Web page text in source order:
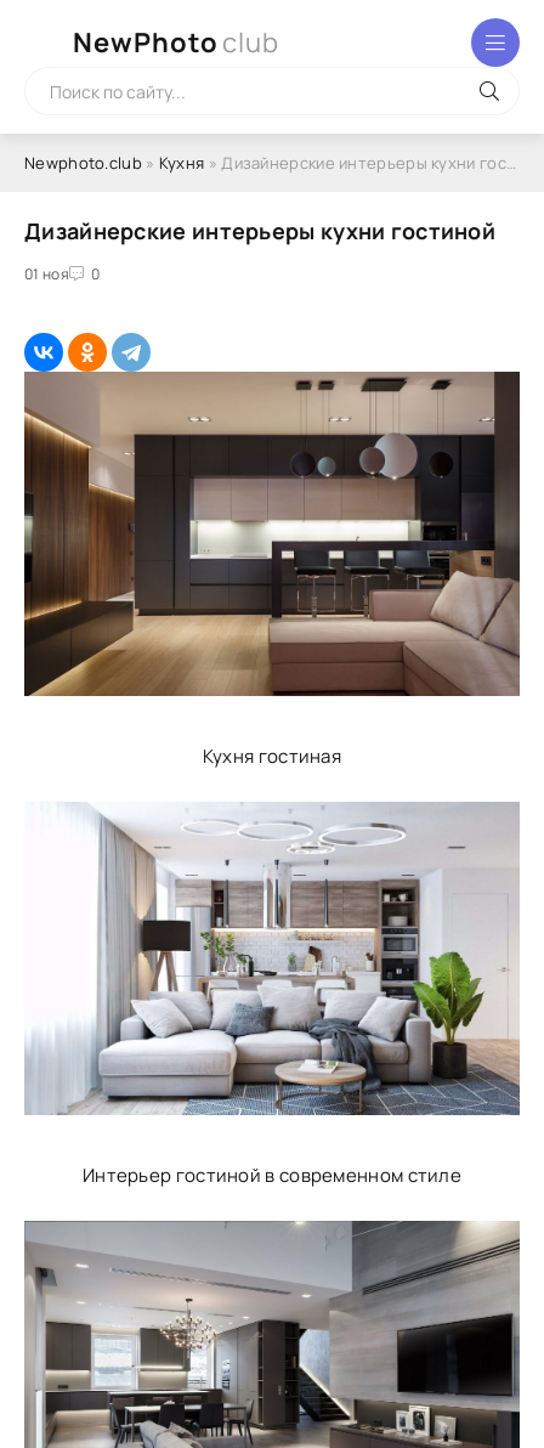
NewPhoto club
Newphoto.club» Кухня » Дизайнерские интерьеры кухни гостиной
Дизайнерские интерьеры кухни гостиной
01 ноя 0
Кухня гостиная
Интерьер гостиной в современном стиле